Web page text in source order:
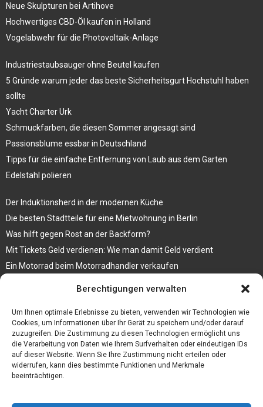
Berechtigungen verwalten
Um Ihnen optimale Erlebnisse zu bieten, verwenden wir Technologien wie
Cookies, um Informationen über Ihr Gerät zu speichern und/oder darauf
zuzugreifen. Die Zustimmung zu diesen Technologien ermöglicht uns
die Verarbeitung von Daten wie Ihrem Surfverhalten oder eindeutigen IDs
auf dieser Website. Wenn Sie Ihre Zustimmung nicht erteilen oder
widerrufen, kann dies bestimmte Funktionen und Merkmale
beeinträchtigen.
Neue Skulpturen bei Artihove
Hochwertiges CBD-Öl kaufen in Holland
Vogelabwehr für die Photovoltaik-Anlage
Industriestaubsauger ohne Beutel kaufen
5 Gründe warum jeder das beste Sicherheitsgurt Hochstuhl haben
sollte
Yacht Charter Urk
Schmuckfarben, die diesen Sommer angesagt sind
Passionsblume essbar in Deutschland
Tipps für die einfache Entfernung von Laub aus dem Garten
Edelstahl polieren
Der Induktionsherd in der modernen Küche
Die besten Stadtteile für eine Mietwohnung in Berlin
Was hilft gegen Rost an der Backform?
Mit Tickets Geld verdienen: Wie man damit Geld verdient
Ein Motorrad beim Motorradhandler verkaufen
Vegane Mode. Wie passen vegane Schuhe zu den aktuellen Trends?